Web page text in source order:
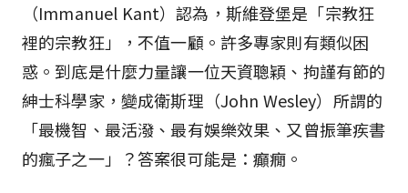
（Immanuel Kant）認為，斯維登堡是「宗教狂
裡的宗教狂」，不值一顧。許多專家則有類似困
惑。到底是什麼力量讓一位天資聰穎、拘謹有節的
紳士科學家，變成衛斯理（John Wesley）所謂的
「最機智、最活潑、最有娛樂效果、又曾振筆疾書
的瘋子之一」？答案很可能是：癲癇。